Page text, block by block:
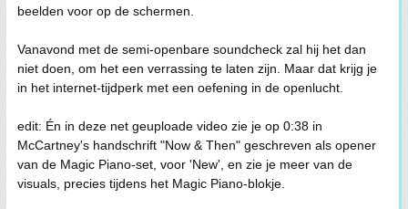
beelden voor op de schermen.
Vanavond met de semi-openbare soundcheck zal hij het dan
niet doen, om het een verrassing te laten zijn. Maar dat krijg je
in het internet-tijdperk met een oefening in de openlucht.
edit: Én in deze net geuploade video zie je op 0:38 in
McCartney's handschrift "Now & Then" geschreven als opener
van de Magic Piano-set, voor 'New', en zie je meer van de
visuals, precies tijdens het Magic Piano-blokje.